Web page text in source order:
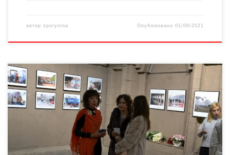
автор sporynina Опубліковано01/06/2021
2 грудня у галерея «Вернісаж» відбулося відкриття
фотовиставки Оксани Петринич «Намасте, Індія!». Оксана
Петринич: за освітою – лікар, за професією – викладач,
доцент кафедри сімейної медицини Буковинського
державного медичного університету. Фотографія – її
задоволення та відпочинок. Фотографує переважно лише тих